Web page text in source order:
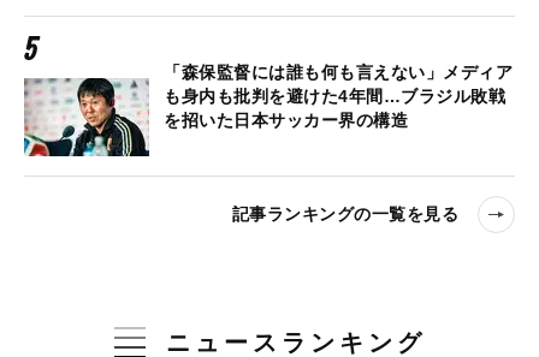
「森保監督には誰も何も言えない」メディア
も身内も批判を避けた4年間…ブラジル敗戦
を招いた日本サッカー界の構造
記事ランキングの一覧を見る
ニュースランキング